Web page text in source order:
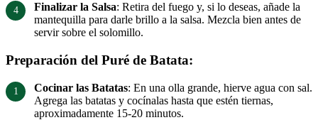
Finalizar la Salsa: Retira del fuego y, si lo deseas, añade la
mantequilla para darle brillo a la salsa. Mezcla bien antes de
servir sobre el solomillo.
Preparación del Puré de Batata:
Cocinar las Batatas: En una olla grande, hierve agua con sal.
Agrega las batatas y cocínalas hasta que estén tiernas,
aproximadamente 15-20 minutos.